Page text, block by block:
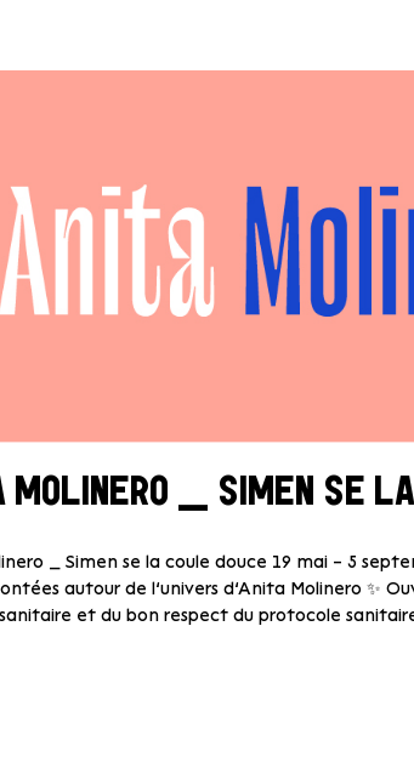
MOLINERO _ SIMEN SE LA
_ Simen se la coule douce 19 mai – 5
autour de l’univers d’Anita Molinero ✨
et du bon respect du protocole